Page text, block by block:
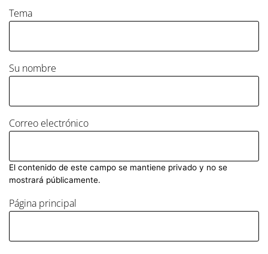
Tema
Su nombre
Correo electrónico
El contenido de este campo se mantiene privado y no se
mostrará públicamente.
Página principal